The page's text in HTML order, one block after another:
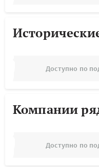
Доступно по
Компании
Доступно по